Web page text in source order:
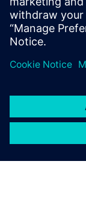
Leggi il white
generative
elettromeccanica
immersiva.